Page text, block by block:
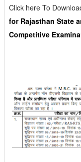
Click here To
for Rajasthan State
Competitive